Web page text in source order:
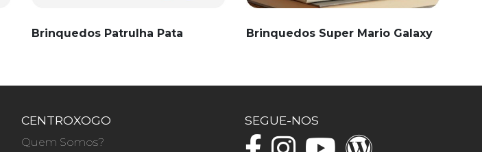
Brinquedos Patrulha Pata Brinquedos Super Mario Galaxy
CENTROXOGO
Quem Somos?
SEGUE-NOS